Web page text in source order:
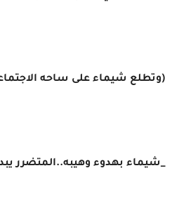
(وتطلع شيماء على ساحه
_شيماء بهدوء وهيبه..المتضرر